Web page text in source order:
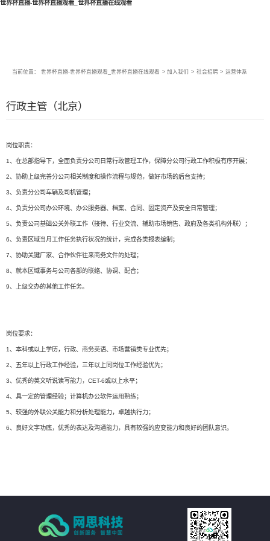
世界杯直播-世界杯直播观看_世界杯直播在线观看
当前位置： 世界杯直播-世界杯直播观看_世界杯直播在线观看 > 加入我们 > 社会招聘 > 运营体系
行政主管（北京）
岗位职责：
1、在总部指导下，全面负责分公司日常行政管理工作，保障分公司行政工作积极有序开展；
2、协助上级完善分公司相关制度和操作流程与规范，做好市场的后台支持；
3、负责分公司车辆及司机管理；
4、负责分公司办公环境、办公服务器、档案、合同、固定资产及安全日常管理；
5、负责公司基础公关外联工作（接待、行业交流、辅助市场销售、政府及各类机构外联）；
6、负责区域当月工作任务执行状况的统计，完成各类报表编制；
7、协助关键厂家、合作伙伴往来商务文件的处理；
8、就本区域事务与公司各部的联络、协调、配合；
9、上级交办的其他工作任务。
岗位要求：
1、本科或以上学历，行政、商务英语、市场营销类专业优先；
2、五年以上行政工作经验，三年以上同岗位工作经验优先；
3、优秀的英文听说读写能力，CET-6或以上水平；
4、具一定的管理经验；计算机办公软件运用熟练；
5、较强的外联公关能力和分析处理能力，卓越执行力；
6、良好文字功底，优秀的表达及沟通能力，具有较强的应变能力和良好的团队意识。